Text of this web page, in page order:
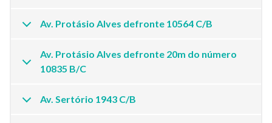
Av. Protásio Alves defronte 10564 C/B
Av. Protásio Alves defronte 20m do número
10835 B/C
Av. Sertório 1943 C/B